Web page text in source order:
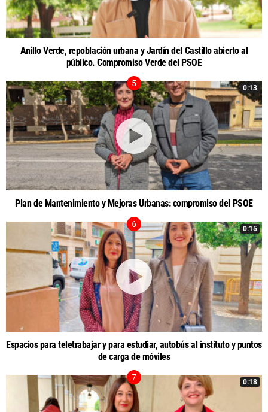
Anillo Verde, repoblación urbana y Jardín del Castillo abierto al
público. Compromiso Verde del PSOE
0:13
Plan de Mantenimiento y Mejoras Urbanas: compromiso del PSOE
0:15
Espacios para teletrabajar y para estudiar, autobús al instituto y puntos
de carga de móviles
0:18